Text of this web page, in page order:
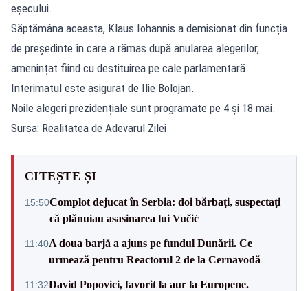
eșecului.
Săptămâna aceasta, Klaus Iohannis a demisionat din funcția
de președinte în care a rămas după anularea alegerilor,
amenințat fiind cu destituirea pe cale parlamentară.
Interimatul este asigurat de Ilie Bolojan.
Noile alegeri prezidențiale sunt programate pe 4 și 18 mai.
Sursa: Realitatea de Adevarul Zilei
CITEȘTE ȘI
15:50Complot dejucat în Serbia: doi bărbați, suspectați
că plănuiau asasinarea lui Vučić
11:40A doua barjă a ajuns pe fundul Dunării. Ce
urmează pentru Reactorul 2 de la Cernavodă
11:32David Popovici, favorit la aur la Europene.